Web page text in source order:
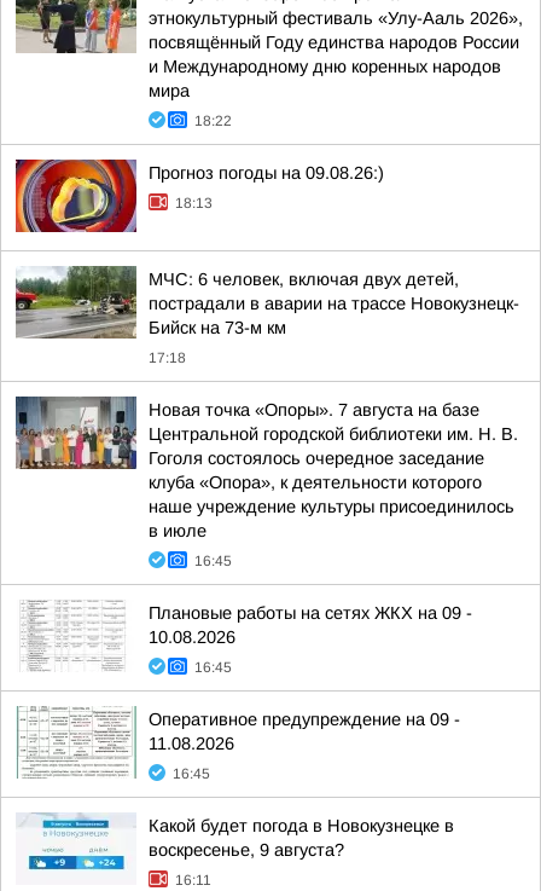
этнокультурный фестиваль «Улу-Ааль 2026»,
посвящённый Году единства народов России
и Международному дню коренных народов
мира
18:22
Прогноз погоды на 09.08.26:)
18:13
МЧС: 6 человек, включая двух детей,
пострадали в аварии на трассе Новокузнецк-
Бийск на 73-м км
17:18
Новая точка «Опоры». 7 августа на базе
Центральной городской библиотеки им. Н. В.
Гоголя состоялось очередное заседание
клуба «Опора», к деятельности которого
наше учреждение культуры присоединилось
в июле
16:45
Плановые работы на сетях ЖКХ на 09 -
10.08.2026
16:45
Оперативное предупреждение на 09 -
11.08.2026
16:45
Какой будет погода в Новокузнецке в
воскресенье, 9 августа?
16:11